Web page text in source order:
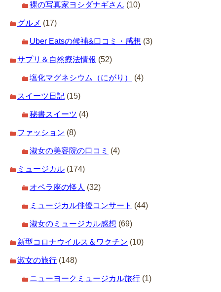
裸の写真家ヨシダナギさん (10)
グルメ (17)
Uber Eatsの候補&口コミ・感想 (3)
サプリ＆自然療法情報 (52)
塩化マグネシウム（にがり） (4)
スイーツ日記 (15)
秘書スイーツ (4)
ファッション (8)
淑女の美容院の口コミ (4)
ミュージカル (174)
オペラ座の怪人 (32)
ミュージカル俳優コンサート (44)
淑女のミュージカル感想 (69)
新型コロナウイルス＆ワクチン (10)
淑女の旅行 (148)
ニューヨークミュージカル旅行 (1)